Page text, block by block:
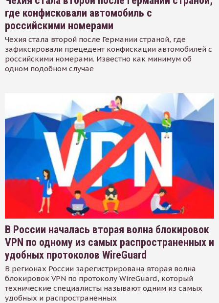
где конфисковали автомобиль с
российскими номерами
Чехия стала второй после Германии страной, где
зафиксировали прецедент конфискации автомобилей с
российскими номерами. Известно как минимум об
одном подобном случае
В России началась вторая волна блокировок
VPN по одному из самых распространенных и
удобных протоколов WireGuard
В регионах России зарегистрирована вторая волна
блокировок VPN по протоколу WireGuard, который
технические специалисты называют одним из самых
удобных и распространенных